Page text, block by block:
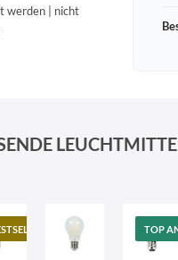
werden | nicht
TOP